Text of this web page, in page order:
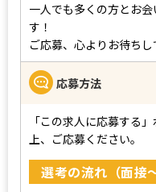
一人でも多くの方とお
す！
ご応募、心よりお待ちし
応募方法
「この求人に応募する
上、ご応募ください。
選考の流れ（面接